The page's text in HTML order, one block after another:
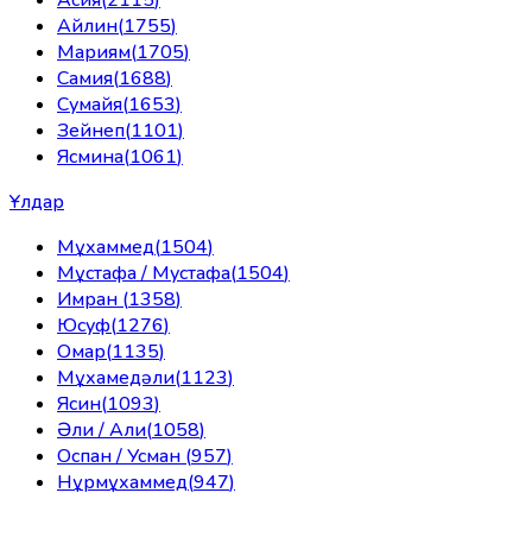
Айлин(1755)
Мариям(1705)
Самия(1688)
Сумайя(1653)
Зейнеп(1101)
Ясмина(1061)
Ұлдар
Мұхаммед(1504)
Мұстафа / Мустафа(1504)
Имран (1358)
Юсуф(1276)
Омар(1135)
Мұхамедәли(1123)
Ясин(1093)
Әли / Али(1058)
Оспан / Усман (957)
Нұрмұхаммед(947)